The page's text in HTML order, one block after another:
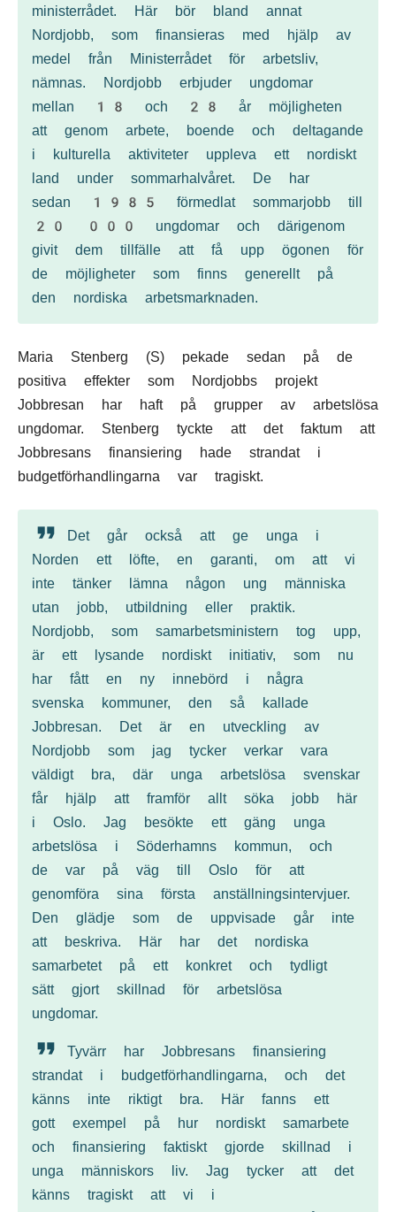
ministerrådet. Här bör bland annat
Nordjobb, som finansieras med hjälp av
medel från Ministerrådet för arbetsliv,
nämnas. Nordjobb erbjuder ungdomar
mellan 18 och 28 år möjligheten
att genom arbete, boende och deltagande
i kulturella aktiviteter uppleva ett nordiskt
land under sommarhalvåret. De har
sedan 1985 förmedlat sommarjobb till
20 000 ungdomar och därigenom
givit dem tillfälle att få upp ögonen för
de möjligheter som finns generellt på
den nordiska arbetsmarknaden.
Maria Stenberg (S) pekade sedan på de
positiva effekter som Nordjobbs projekt
Jobbresan har haft på grupper av arbetslösa
ungdomar. Stenberg tyckte att det faktum att
Jobbresans finansiering hade strandat i
budgetförhandlingarna var tragiskt.
Det går också att ge unga i
Norden ett löfte, en garanti, om att vi
inte tänker lämna någon ung människa
utan jobb, utbildning eller praktik.
Nordjobb, som samarbetsministern tog upp,
är ett lysande nordiskt initiativ, som nu
har fått en ny innebörd i några
svenska kommuner, den så kallade
Jobbresan. Det är en utveckling av
Nordjobb som jag tycker verkar vara
väldigt bra, där unga arbetslösa svenskar
får hjälp att framför allt söka jobb här
i Oslo. Jag besökte ett gäng unga
arbetslösa i Söderhamns kommun, och
de var på väg till Oslo för att
genomföra sina första anställningsintervjuer.
Den glädje som de uppvisade går inte
att beskriva. Här har det nordiska
samarbetet på ett konkret och tydligt
sätt gjort skillnad för arbetslösa
ungdomar.
Tyvärr har Jobbresans finansiering
strandat i budgetförhandlingarna, och det
känns inte riktigt bra. Här fanns ett
gott exempel på hur nordiskt samarbete
och finansiering faktiskt gjorde skillnad i
unga människors liv. Jag tycker att det
känns tragiskt att vi i